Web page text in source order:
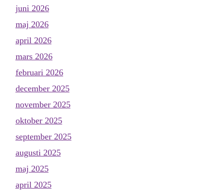
juni 2026
maj 2026
april 2026
mars 2026
februari 2026
december 2025
november 2025
oktober 2025
september 2025
augusti 2025
maj 2025
april 2025